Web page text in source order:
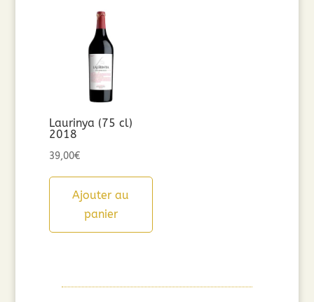
Laurinya (75 cl)
2018
39,00€
Ajouter au
panier